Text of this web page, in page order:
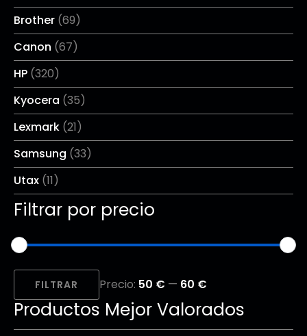
Brother (69)
Canon (67)
HP (320)
Kyocera (35)
Lexmark (21)
Samsung (33)
Utax (11)
Filtrar por precio
Precio
mínimo
Precio
máximo
FILTRAR Precio: 50 € — 60 €
Productos Mejor Valorados